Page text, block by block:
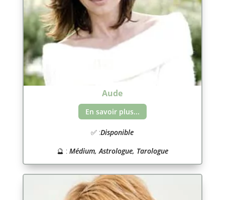
Aude
En savoir plus...
✅ :Disponible
🔮 : Médium, Astrologue, Tarologue